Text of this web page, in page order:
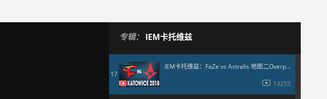
专辑： IEM卡托维兹
17
IEM卡托维兹：FaZe vs Astralis 地图二Overpass
13255